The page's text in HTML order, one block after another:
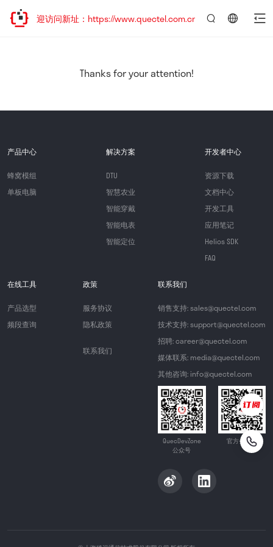
移，欢迎访问新址：https://www.quectel.com.cn
Thanks for your attention!
产品中心
蜂窝模组
单板电脑
解决方案
DTU
智慧农业
智能穿戴
智能电表
智能定位
开发者中心
资源下载
文档中心
开发工具
应用笔记
Helios SDK
FAQ
在线工具
产品选型
频段查询
政策
服务协议
隐私政策
联系我们
联系我们
销售支持: sales@quectel.com
技术支持: support@quectel.com
招聘: career@quectel.com
媒体联系: media@quectel.com
其他咨询: info@quectel.com
QuecDevZone
公众号
官方公众号